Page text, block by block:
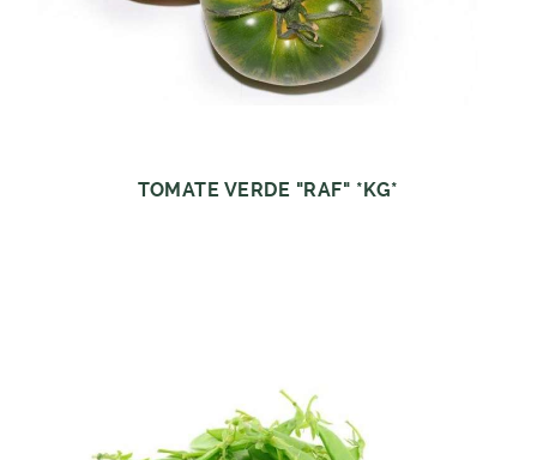
TOMATE VERDE "RAF" *KG*